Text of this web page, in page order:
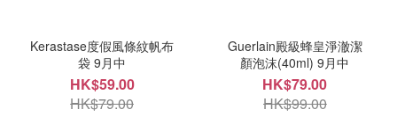
Kerastase度假風條紋帆布
袋 9月中
HK$59.00
HK$79.00
Guerlain殿級蜂皇淨澈潔
顏泡沫(40ml) 9月中
HK$79.00
HK$99.00